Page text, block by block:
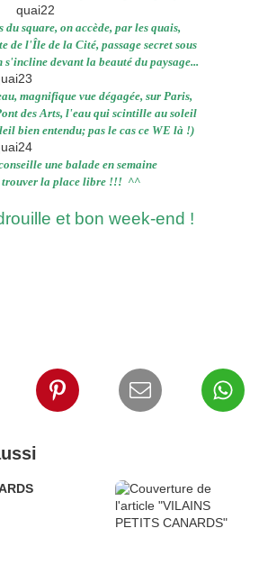
du square, on accède, par les quais,
de l'Île de la Cité, passage secret sous
s'incline devant la beauté du paysage...
magnifique vue dégagée, sur Paris,
des Arts, l'eau qui scintille au soleil
bien entendu; pas le cas ce WE là !)
une balade en semaine
trouver la place libre !!! ^^
et bon week-end !